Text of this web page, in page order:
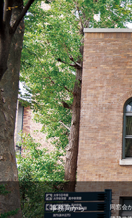
事務局から 同窓会